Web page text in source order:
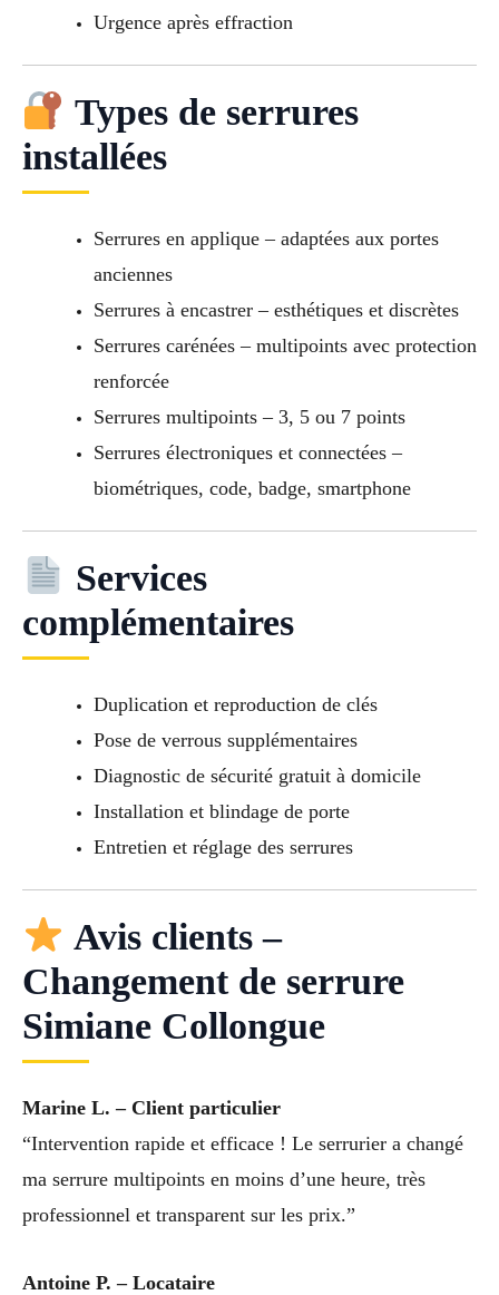
Urgence après effraction
Types de serrures
installées
Serrures en applique – adaptées aux portes
anciennes
Serrures à encastrer – esthétiques et discrètes
Serrures carénées – multipoints avec protection
renforcée
Serrures multipoints – 3, 5 ou 7 points
Serrures électroniques et connectées –
biométriques, code, badge, smartphone
Services
complémentaires
Duplication et reproduction de clés
Pose de verrous supplémentaires
Diagnostic de sécurité gratuit à domicile
Installation et blindage de porte
Entretien et réglage des serrures
Avis clients –
Changement de serrure
Simiane Collongue
Marine L. – Client particulier
“Intervention rapide et efficace ! Le serrurier a changé
ma serrure multipoints en moins d’une heure, très
professionnel et transparent sur les prix.”
Antoine P. – Locataire